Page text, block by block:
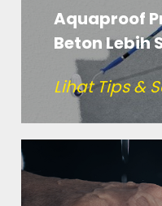
Aquaproof
Beton Lebih
Lihat Tips &